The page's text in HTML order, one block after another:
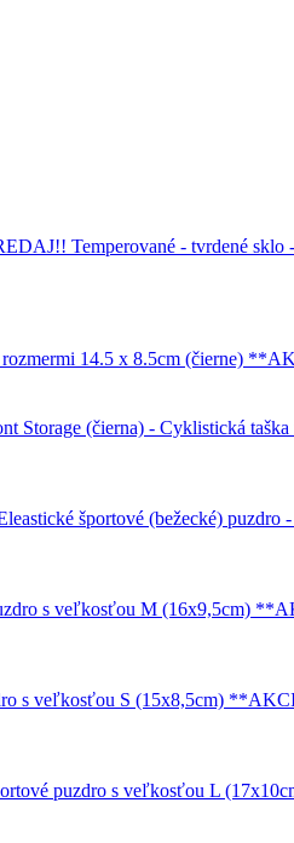
Temperované - tvrdené sklo
rozmermi 14.5 x 8.5cm (čierne)
Storage (čierna) - Cyklistická
športové (bežecké) puzdro
s veľkosťou M (16x9,5cm)
s veľkosťou S (15x8,5cm)
puzdro s veľkosťou L